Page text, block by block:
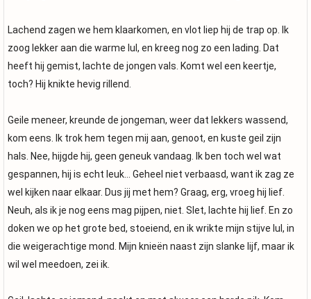
Lachend zagen we hem klaarkomen, en vlot liep hij de trap op. Ik
zoog lekker aan die warme lul, en kreeg nog zo een lading. Dat
heeft hij gemist, lachte de jongen vals. Komt wel een keertje,
toch? Hij knikte hevig rillend.
Geile meneer, kreunde de jongeman, weer dat lekkers wassend,
kom eens. Ik trok hem tegen mij aan, genoot, en kuste geil zijn
hals. Nee, hijgde hij, geen geneuk vandaag. Ik ben toch wel wat
gespannen, hij is echt leuk… Geheel niet verbaasd, want ik zag ze
wel kijken naar elkaar. Dus jij met hem? Graag, erg, vroeg hij lief.
Neuh, als ik je nog eens mag pijpen, niet. Slet, lachte hij lief. En zo
doken we op het grote bed, stoeiend, en ik wrikte mijn stijve lul, in
die weigerachtige mond. Mijn knieën naast zijn slanke lijf, maar ik
wil wel meedoen, zei ik.